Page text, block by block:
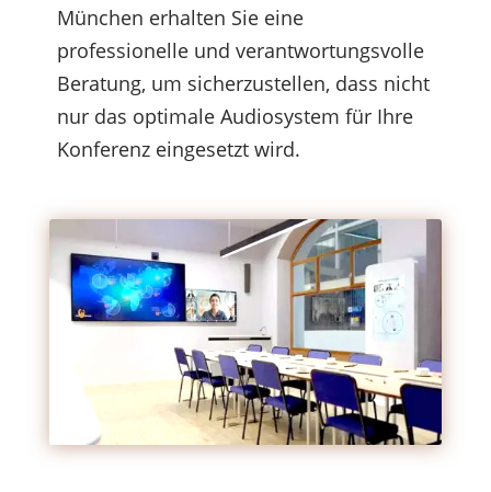
München erhalten Sie eine
professionelle und verantwortungsvolle
Beratung, um sicherzustellen, dass nicht
nur das optimale Audiosystem für Ihre
Konferenz eingesetzt wird.